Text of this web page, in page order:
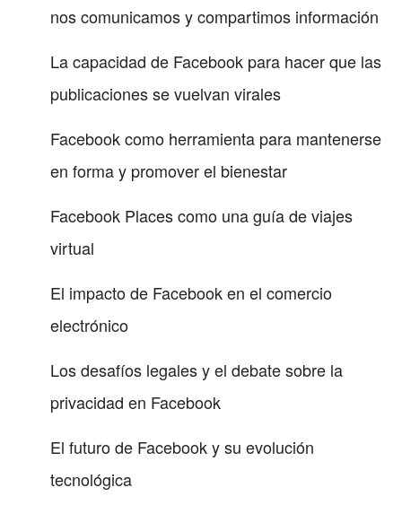
nos comunicamos y compartimos información
La capacidad de Facebook para hacer que las
publicaciones se vuelvan virales
Facebook como herramienta para mantenerse
en forma y promover el bienestar
Facebook Places como una guía de viajes
virtual
El impacto de Facebook en el comercio
electrónico
Los desafíos legales y el debate sobre la
privacidad en Facebook
El futuro de Facebook y su evolución
tecnológica